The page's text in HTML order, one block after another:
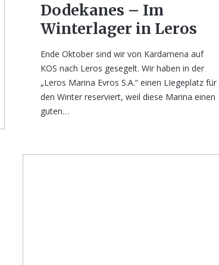
Dodekanes – Im
Winterlager in Leros
Ende Oktober sind wir von Kardamena auf
KOS nach Leros gesegelt. Wir haben in der
„Leros Marina Evros S.A.“ einen LIegeplatz für
den Winter reserviert, weil diese Marina einen
guten…